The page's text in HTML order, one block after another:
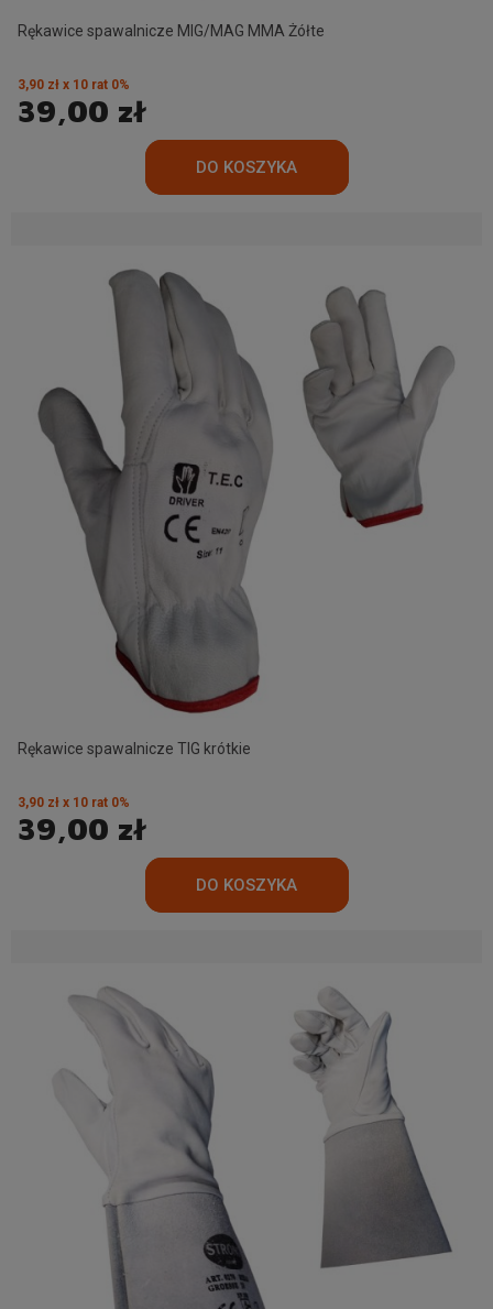
Rękawice spawalnicze MIG/MAG MMA Żółte
39,00 zł
3,90 zł x 10 rat 0%
Rękawice spawalnicze TIG krótkie
39,00 zł
3,90 zł x 10 rat 0%